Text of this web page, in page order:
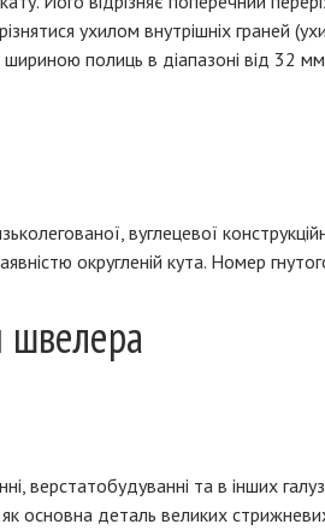
ухилом внутрішніх граней
з шириною полиць в діапазоні від
вуглецевої
округленій кута. Номер
швелера
верстатобудуванні та в інших
основна деталь великих